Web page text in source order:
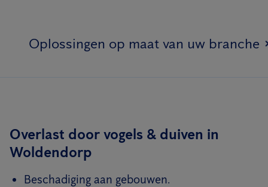
Oplossingen op maat van uw branche
Overlast door vogels & duiven in
Woldendorp
Beschadiging aan gebouwen.